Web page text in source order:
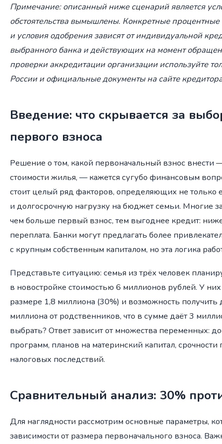
Примечание: описанный ниже сценарий является
обстоятельства вымышлены. Конкретные
и условия одобрения зависят от индивидуальной
выбранного банка и действующих на момент
проверки аккредитации организации используйте
России и официальные документы на сайте
Введение: что скрывается за
первого взноса
Решение о том, какой первоначальный взнос внести
стоимости жилья, — кажется сугубо финансовым
стоит целый ряд факторов, определяющих не только
и долгосрочную нагрузку на бюджет семьи. Многие
чем больше первый взнос, тем выгоднее кредит:
переплата. Банки могут предлагать более
с крупным собственным капиталом, но эта логика
Представьте ситуацию: семья из трёх человек
в новостройке стоимостью 6 миллионов рублей. У
размере 1,8 миллиона (30%) и возможность получить
миллиона от родственников, что в сумме даёт 3
выбрать? Ответ зависит от множества переменных:
программ, планов на материнский капитал,
налоговых последствий.
Сравнительный анализ: 30%
Для наглядности рассмотрим основные параметры,
зависимости от размера первоначального взноса.